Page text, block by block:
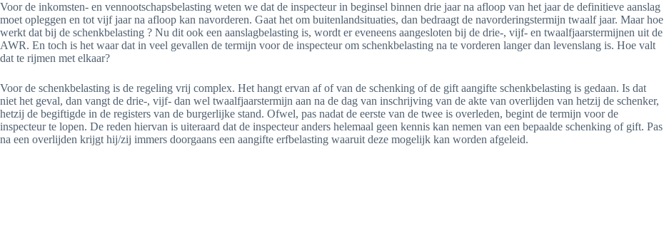
Voor de inkomsten- en vennootschapsbelasting weten we dat de inspecteur in beginsel binnen drie jaar na afloop van het jaar de definitieve aanslag
moet opleggen en tot vijf jaar na afloop kan navorderen. Gaat het om buitenlandsituaties, dan bedraagt de navorderingstermijn twaalf jaar. Maar hoe
werkt dat bij de schenkbelasting ? Nu dit ook een aanslagbelasting is, wordt er eveneens aangesloten bij de drie-, vijf- en twaalfjaarstermijnen uit de
AWR. En toch is het waar dat in veel gevallen de termijn voor de inspecteur om schenkbelasting na te vorderen langer dan levenslang is. Hoe valt
dat te rijmen met elkaar?
Voor de schenkbelasting is de regeling vrij complex. Het hangt ervan af of van de schenking of de gift aangifte schenkbelasting is gedaan. Is dat
niet het geval, dan vangt de drie-, vijf- dan wel twaalfjaarstermijn aan na de dag van inschrijving van de akte van overlijden van hetzij de schenker,
hetzij de begiftigde in de registers van de burgerlijke stand. Ofwel, pas nadat de eerste van de twee is overleden, begint de termijn voor de
inspecteur te lopen. De reden hiervan is uiteraard dat de inspecteur anders helemaal geen kennis kan nemen van een bepaalde schenking of gift. Pas
na een overlijden krijgt hij/zij immers doorgaans een aangifte erfbelasting waaruit deze mogelijk kan worden afgeleid.